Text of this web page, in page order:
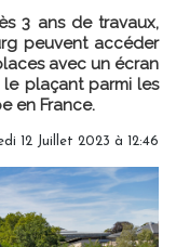
3 ans de travaux,
peuvent accéder
avec un écran
le plaçant parmi les
en France.
12 Juillet 2023 à 12:46